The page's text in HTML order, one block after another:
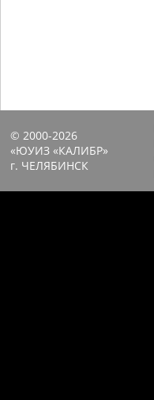
© 2000-2026
«ЮУИЗ «КАЛИБР»
г. ЧЕЛЯБИНСК